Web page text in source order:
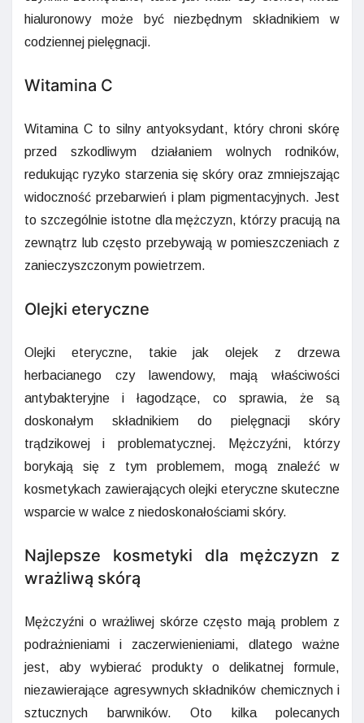
hialuronowy może być niezbędnym składnikiem w
codziennej pielęgnacji.
Witamina C
Witamina C to silny antyoksydant, który chroni skórę
przed szkodliwym działaniem wolnych rodników,
redukując ryzyko starzenia się skóry oraz zmniejszając
widoczność przebarwień i plam pigmentacyjnych. Jest
to szczególnie istotne dla mężczyzn, którzy pracują na
zewnątrz lub często przebywają w pomieszczeniach z
zanieczyszczonym powietrzem.
Olejki eteryczne
Olejki eteryczne, takie jak olejek z drzewa
herbacianego czy lawendowy, mają właściwości
antybakteryjne i łagodzące, co sprawia, że są
doskonałym składnikiem do pielęgnacji skóry
trądzikowej i problematycznej. Mężczyźni, którzy
borykają się z tym problemem, mogą znaleźć w
kosmetykach zawierających olejki eteryczne skuteczne
wsparcie w walce z niedoskonałościami skóry.
Najlepsze kosmetyki dla mężczyzn z
wrażliwą skórą
Mężczyźni o wrażliwej skórze często mają problem z
podrażnieniami i zaczerwienieniami, dlatego ważne
jest, aby wybierać produkty o delikatnej formule,
niezawierające agresywnych składników chemicznych i
sztucznych barwników. Oto kilka polecanych